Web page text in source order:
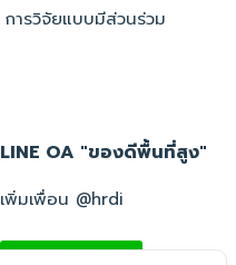
การวิจัยแบบมีส่วนร่วม
LINE OA "ของดีพื้นที่สูง"
เพิ่มเพื่อน @hrdi